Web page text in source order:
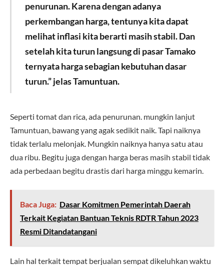
penurunan. Karena dengan adanya
perkembangan harga, tentunya kita dapat
melihat inflasi kita berarti masih stabil. Dan
setelah kita turun langsung di pasar Tamako
ternyata harga sebagian kebutuhan dasar
turun.” jelas Tamuntuan.
Seperti tomat dan rica, ada penurunan. mungkin lanjut
Tamuntuan, bawang yang agak sedikit naik. Tapi naiknya
tidak terlalu melonjak. Mungkin naiknya hanya satu atau
dua ribu. Begitu juga dengan harga beras masih stabil tidak
ada perbedaan begitu drastis dari harga minggu kemarin.
Baca Juga: Dasar Komitmen Pemerintah Daerah
Terkait Kegiatan Bantuan Teknis RDTR Tahun 2023
Resmi Ditandatangani
Lain hal terkait tempat berjualan sempat dikeluhkan waktu